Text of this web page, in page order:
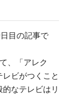
目の記事で
、「アレク
ビがつくこと
なテレビはリ